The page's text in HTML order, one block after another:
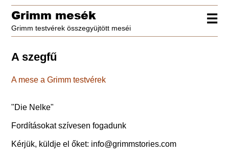
☰
Grimm mesék
Grimm testvérek összegyüjtött meséi
A szegfű
A mese a Grimm testvérek
"Die Nelke"
Fordításokat szívesen fogadunk
Kérjük, küldje el őket: info@grimmstories.com